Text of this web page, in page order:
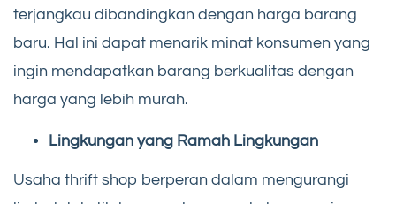
terjangkau dibandingkan dengan harga barang
baru. Hal ini dapat menarik minat konsumen yang
ingin mendapatkan barang berkualitas dengan
harga yang lebih murah.
Lingkungan yang Ramah Lingkungan
Usaha thrift shop berperan dalam mengurangi